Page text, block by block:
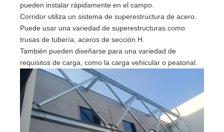
pueden instalar rápidamente en el campo.
Corridor utiliza un sistema de superestructura de acero.
Puede usar una variedad de superestructuras como
trusas de tubería, aceros de sección H.
También pueden diseñarse para una variedad de
requisitos de carga, como la carga vehicular o peatonal.